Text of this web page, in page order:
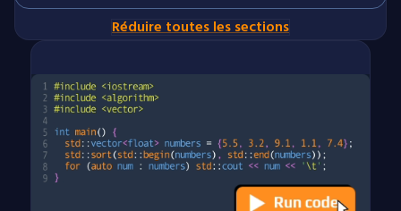
Réduire toutes les sections